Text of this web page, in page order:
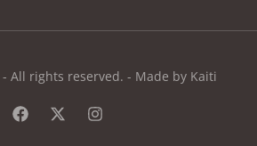
- All rights reserved. - Made by Kaiti